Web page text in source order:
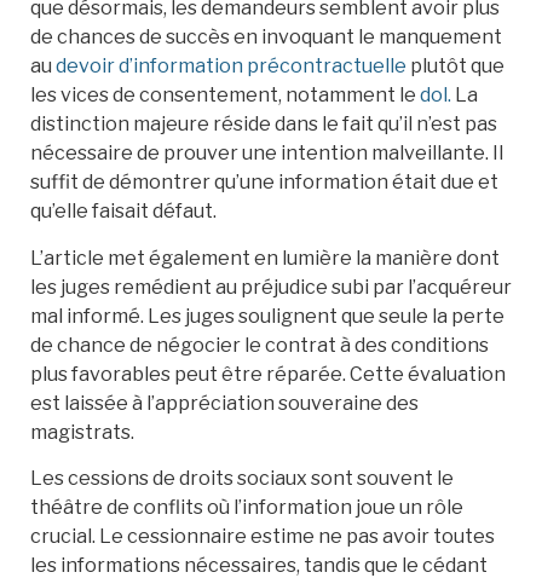
que désormais, les demandeurs semblent avoir plus
de chances de succès en invoquant le manquement
au devoir d’information précontractuelle plutôt que
les vices de consentement, notamment le dol. La
distinction majeure réside dans le fait qu’il n’est pas
nécessaire de prouver une intention malveillante. Il
suffit de démontrer qu’une information était due et
qu’elle faisait défaut.
L’article met également en lumière la manière dont
les juges remédient au préjudice subi par l’acquéreur
mal informé. Les juges soulignent que seule la perte
de chance de négocier le contrat à des conditions
plus favorables peut être réparée. Cette évaluation
est laissée à l’appréciation souveraine des
magistrats.
Les cessions de droits sociaux sont souvent le
théâtre de conflits où l’information joue un rôle
crucial. Le cessionnaire estime ne pas avoir toutes
les informations nécessaires, tandis que le cédant